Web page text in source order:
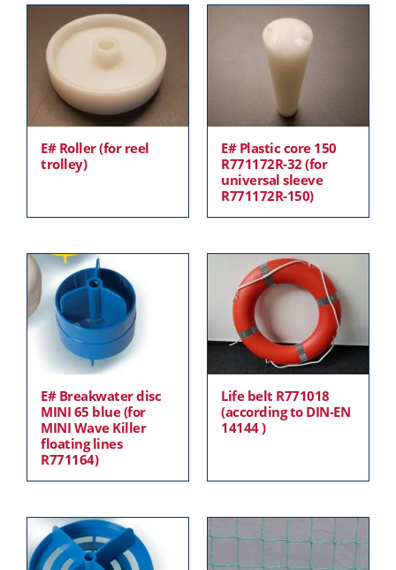
E# Roller (for reel
trolley)
E# Plastic core 150
R771172R-32 (for
universal sleeve
R771172R-150)
E# Breakwater disc
MINI 65 blue (for
MINI Wave Killer
floating lines
R771164)
Life belt R771018
(according to DIN-EN
14144 )